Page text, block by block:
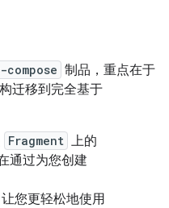
制品，重点在于
迁移到完全基于
Fragment 上的
通过为您创建
让您更轻松地使用